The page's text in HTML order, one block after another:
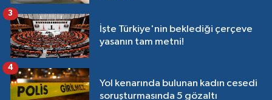
İşte Türkiye'nin beklediği çerçeve
yasanın tam metni!
3
Yol kenarında bulunan kadın cesedi
soruşturmasında 5 gözaltı
4